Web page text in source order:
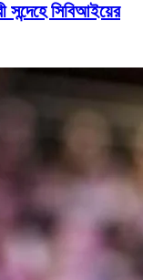
সিবিআইয়ের